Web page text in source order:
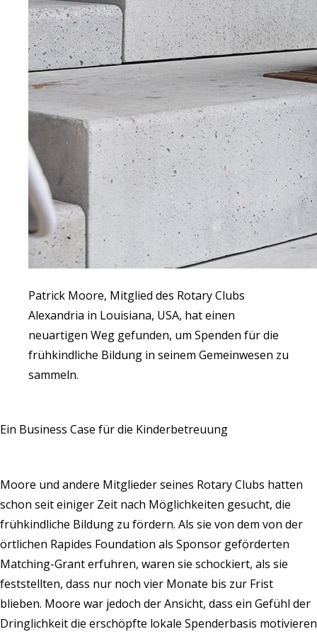
Patrick Moore, Mitglied des Rotary Clubs
Alexandria in Louisiana, USA, hat einen
neuartigen Weg gefunden, um Spenden für die
frühkindliche Bildung in seinem Gemeinwesen zu
sammeln.
Ein Business Case für die Kinderbetreuung
Moore und andere Mitglieder seines Rotary Clubs hatten
schon seit einiger Zeit nach Möglichkeiten gesucht, die
frühkindliche Bildung zu fördern. Als sie von dem von der
örtlichen Rapides Foundation als Sponsor geförderten
Matching-Grant erfuhren, waren sie schockiert, als sie
feststellten, dass nur noch vier Monate bis zur Frist
blieben. Moore war jedoch der Ansicht, dass ein Gefühl der
Dringlichkeit die erschöpfte lokale Spenderbasis motivieren